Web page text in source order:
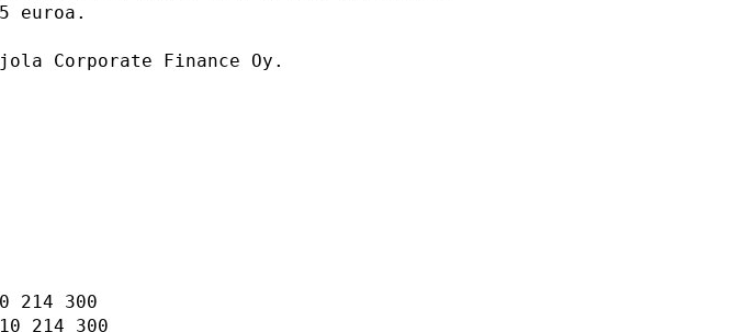
ja 2009A 0,95 euroa.
Pohjola Corporate Finance Oy.
OYJ
antavat:
puh. 010 214 300
puh. 010 214 300